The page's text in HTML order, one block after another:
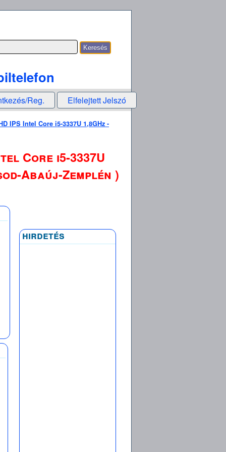
Reg. Elfelejtett Jelszó
IPS Intel Core i5-3337U 1,8GHz -
Core i5-3337U
Abaúj-Zemplén )
hirdetés